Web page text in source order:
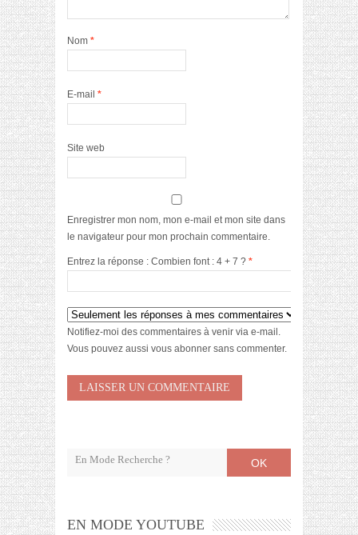
Nom *
E-mail *
Site web
Enregistrer mon nom, mon e-mail et mon site dans
le navigateur pour mon prochain commentaire.
Entrez la réponse : Combien font : 4 + 7 ? *
Notifiez-moi des commentaires à venir via e-mail.
Vous pouvez aussi vous abonner sans commenter.
OK
EN MODE YOUTUBE